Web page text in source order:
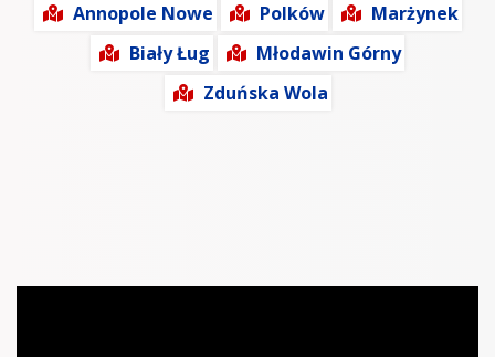
Annopole Nowe
Polków
Marżynek
Biały Ług
Młodawin Górny
Zduńska Wola